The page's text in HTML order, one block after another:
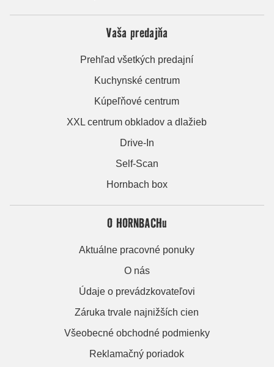
Vaša predajňa
Prehľad všetkých predajní
Kuchynské centrum
Kúpeľňové centrum
XXL centrum obkladov a dlažieb
Drive-In
Self-Scan
Hornbach box
O HORNBACHu
Aktuálne pracovné ponuky
O nás
Údaje o prevádzkovateľovi
Záruka trvale najnižších cien
Všeobecné obchodné podmienky
Reklamačný poriadok